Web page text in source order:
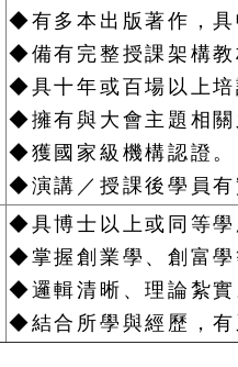
◆有多本出版著作，
◆備有完整授課架構
◆具十年或百場以上
◆擁有與大會主題相
◆獲國家級機構認證。
◆演講／授課後學員
◆具博士以上或同等
◆掌握創業學、創富
◆邏輯清晰、理論紮
◆結合所學與經歷，